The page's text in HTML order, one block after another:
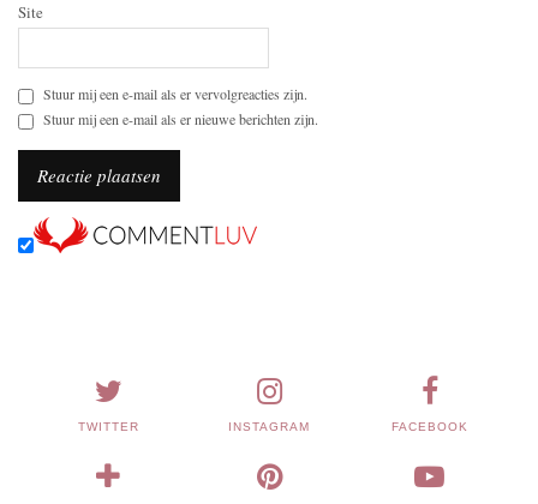
Site
Stuur mij een e-mail als er vervolgreacties zijn.
Stuur mij een e-mail als er nieuwe berichten zijn.
TWITTER INSTAGRAM FACEBOOK